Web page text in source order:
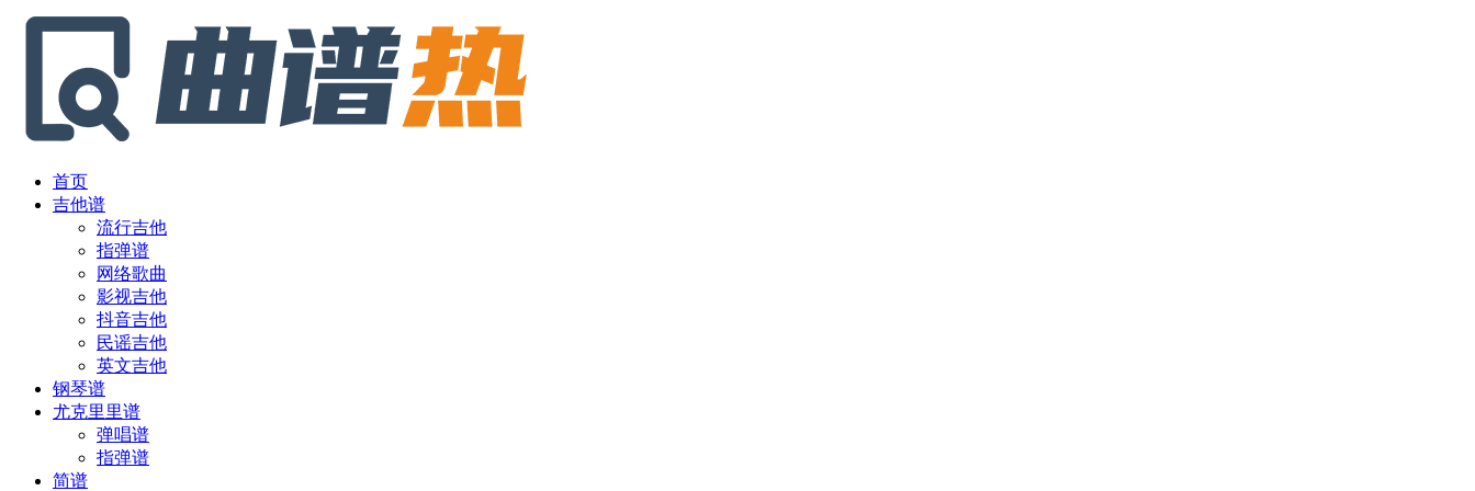
首页
吉他谱
流行吉他
指弹谱
网络歌曲
影视吉他
抖音吉他
民谣吉他
英文吉他
钢琴谱
尤克里里谱
弹唱谱
指弹谱
简谱